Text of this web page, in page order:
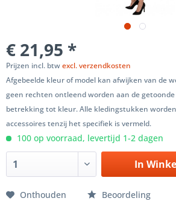
€ 21,95 *
Prijzen incl. btwexcl. verzendkosten
Afgebeelde kleur of model kan afwijken van de
geen rechten ontleend worden aan de
betrekking tot kleur. Alle kledingstukken
accessoires tenzij het specifiek is vermeld.
100 op voorraad, levertijd 1-2 dagen
In
Onthouden Beoordeling